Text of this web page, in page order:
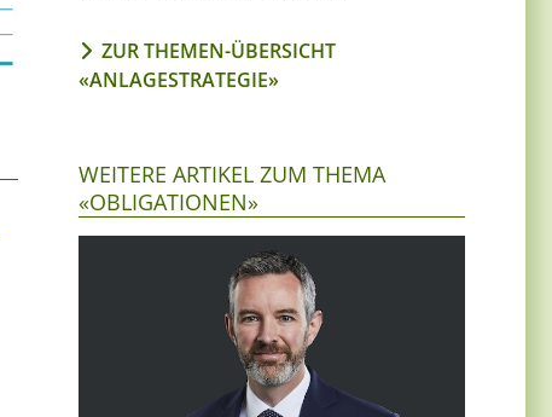
ZUR THEMEN-ÜBERSICHT
«ANLAGESTRATEGIE»
WEITERE ARTIKEL ZUM THEMA
«OBLIGATIONEN»